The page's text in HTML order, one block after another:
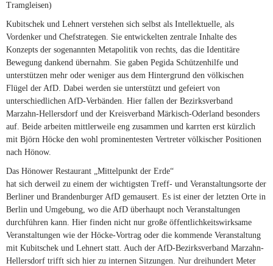
Tramgleisen)
Kubitschek und Lehnert verstehen sich selbst als Intellektuelle, als
Vordenker und Chefstrategen. Sie entwickelten zentrale Inhalte des
Konzepts der sogenannten Metapolitik von rechts, das die Identitäre
Bewegung dankend übernahm. Sie gaben Pegida Schützenhilfe und
unterstützen mehr oder weniger aus dem Hintergrund den völkischen
Flügel der AfD. Dabei werden sie unterstützt und gefeiert von
unterschiedlichen AfD-Verbänden. Hier fallen der Bezirksverband
Marzahn-Hellersdorf und der Kreisverband Märkisch-Oderland besonders
auf. Beide arbeiten mittlerweile eng zusammen und karrten erst kürzlich
mit Björn Höcke den wohl prominentesten Vertreter völkischer Positionen
nach Hönow.
Das Hönower Restaurant „Mittelpunkt der Erde“
hat sich derweil zu einem der wichtigsten Treff- und Veranstaltungsorte der
Berliner und Brandenburger AfD gemausert. Es ist einer der letzten Orte in
Berlin und Umgebung, wo die AfD überhaupt noch Veranstaltungen
durchführen kann. Hier finden nicht nur große öffentlichkeitswirksame
Veranstaltungen wie der Höcke-Vortrag oder die kommende Veranstaltung
mit Kubitschek und Lehnert statt. Auch der AfD-Bezirksverband Marzahn-
Hellersdorf trifft sich hier zu internen Sitzungen. Nur dreihundert Meter